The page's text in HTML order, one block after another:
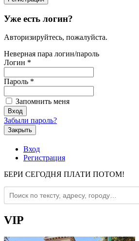
Уже есть логин?
Авторизируйтесь, пожалуйста.
Неверная пара логин/пароль
Логин *
Пароль *
Запомнить меня
Забыли пароль?
Закрыть
Вход
Регистрация
БЕРИ СЕГОДНЯ ПЛАТИ ПОТОМ!
VIP